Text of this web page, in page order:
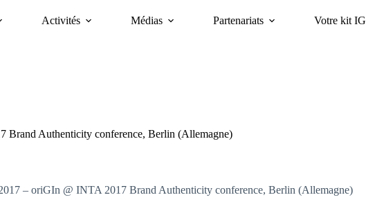
Activités Médias Partenariats Votre kit IG
Brand Authenticity conference, Berlin (Allemagne)
– oriGIn @ INTA 2017 Brand Authenticity conference, Berlin (Allemagne)